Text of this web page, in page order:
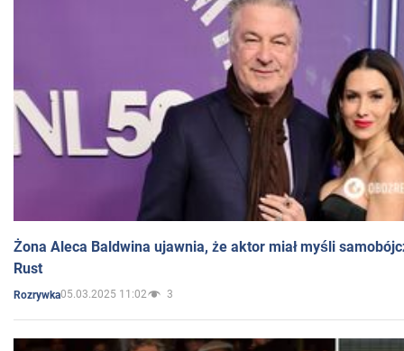
Żona Aleca Baldwina ujawnia, że aktor miał myśli
Rust
Rozrywka05.03.2025 11:02 3